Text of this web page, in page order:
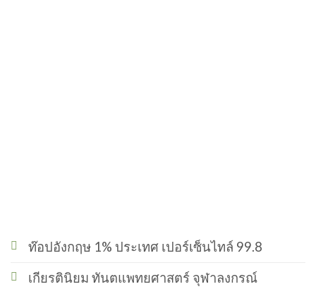
ท๊อปอังกฤษ 1% ประเทศ เปอร์เซ็นไทล์ 99.8
เกียรตินิยม ทันตแพทยศาสตร์ จุฬาลงกรณ์